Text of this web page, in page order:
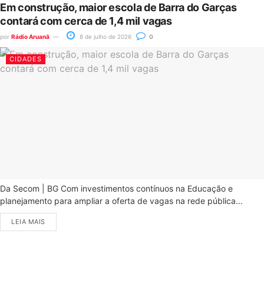
Em construção, maior escola de Barra do Garças
contará com cerca de 1,4 mil vagas
por Rádio Aruanã 8 de julho de 2026 0
CIDADES
Da Secom | BG Com investimentos contínuos na Educação e
planejamento para ampliar a oferta de vagas na rede pública...
LEIA MAIS